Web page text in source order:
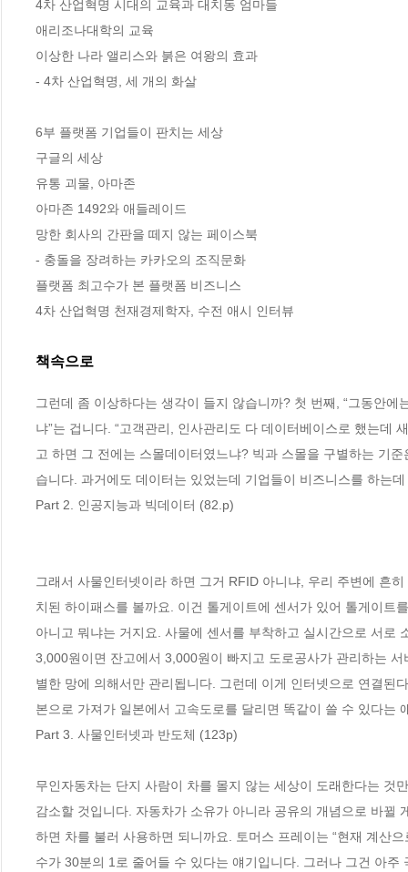
4차 산업혁명 시대의 교육과 대치동 엄마들
애리조나대학의 교육
이상한 나라 앨리스와 붉은 여왕의 효과
- 4차 산업혁명, 세 개의 화살
6부 플랫폼 기업들이 판치는 세상
구글의 세상
유통 괴물, 아마존
아마존 1492와 애들레이드
망한 회사의 간판을 떼지 않는 페이스북
- 충돌을 장려하는 카카오의 조직문화
플랫폼 최고수가 본 플랫폼 비즈니스
4차 산업혁명 천재경제학자, 수전 애시 인터뷰
책속으로
그런데 좀 이상하다는 생각이 들지 않습니까? 첫 번째, “그동안
냐”는 겁니다. “고객관리, 인사관리도 다 데이터베이스로 했는데
고 하면 그 전에는 스몰데이터였느냐? 빅과 스몰을 구별하는 기
Part 2. 인공지능과 빅데이터 (82.p)
그래서 사물인터넷이라 하면 그거 RFID 아니냐, 우리 주변에 흔
치된 하이패스를 볼까요. 이건 톨게이트에 센서가 있어 톨게이트
아니고 뭐냐는 거지요. 사물에 센서를 부착하고 실시간으로 서로
3,000원이면 잔고에서 3,000원이 빠지고 도로공사가 관리하는
별한 망에 의해서만 관리됩니다. 그런데 이게 인터넷으로 연결된
본으로 가져가 일본에서 고속도로를 달리면 똑같이 쓸 수 있다는
Part 3. 사물인터넷과 반도체 (123p)
무인자동차는 단지 사람이 차를 몰지 않는 세상이 도래한다는 것
감소할 것입니다. 자동차가 소유가 아니라 공유의 개념으로 바뀔
하면 차를 불러 사용하면 되니까요. 토머스 프레이는 “현재 계산
수가 30분의 1로 줄어들 수 있다는 얘기입니다. 그러나 그건 아